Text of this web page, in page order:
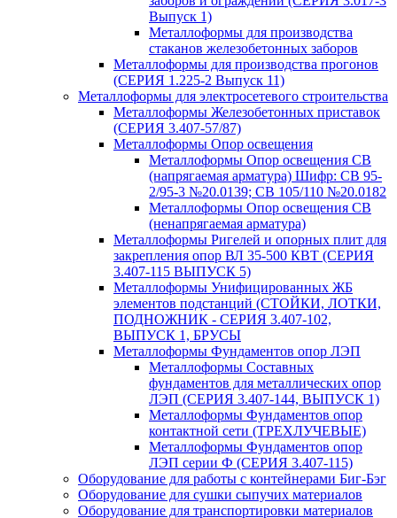
Выпуск 1)
Металлоформы для производства
стаканов железобетонных заборов
Металлоформы для производства прогонов
(СЕРИЯ 1.225-2 Выпуск 11)
Металлоформы для электросетевого строительства
Металлоформы Железобетонных приставок
(СЕРИЯ 3.407-57/87)
Металлоформы Опор освещения
Металлоформы Опор освещения СВ
(напрягаемая арматура) Шифр: СВ 95-
2/95-3 №20.0139; СВ 105/110 №20.0182
Металлоформы Опор освещения СВ
(ненапрягаемая арматура)
Металлоформы Ригелей и опорных плит для
закрепления опор ВЛ 35-500 КВТ (СЕРИЯ
3.407-115 ВЫПУСК 5)
Металлоформы Унифицированных ЖБ
элементов подстанций (СТОЙКИ, ЛОТКИ,
ПОДНОЖНИК - СЕРИЯ 3.407-102,
ВЫПУСК 1, БРУСЫ
Металлоформы Фундаментов опор ЛЭП
Металлоформы Составных
фундаментов для металлических опор
ЛЭП (СЕРИЯ 3.407-144, ВЫПУСК 1)
Металлоформы Фундаментов опор
контактной сети (ТРЕХЛУЧЕВЫЕ)
Металлоформы Фундаментов опор
ЛЭП серии Ф (СЕРИЯ 3.407-115)
Оборудование для работы с контейнерами Биг-Бэг
Оборудование для сушки сыпучих материалов
Оборудование для транспортировки материалов